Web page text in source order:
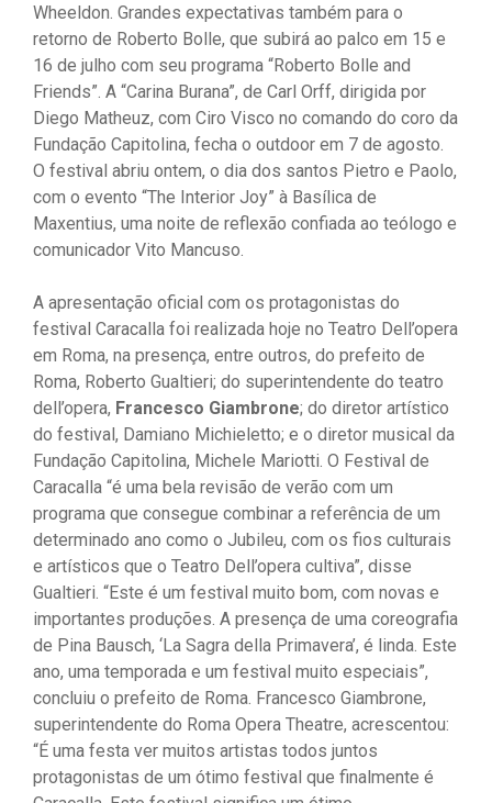
Wheeldon. Grandes expectativas também para o
retorno de Roberto Bolle, que subirá ao palco em 15 e
16 de julho com seu programa “Roberto Bolle and
Friends”. A “Carina Burana”, de Carl Orff, dirigida por
Diego Matheuz, com Ciro Visco no comando do coro da
Fundação Capitolina, fecha o outdoor em 7 de agosto.
O festival abriu ontem, o dia dos santos Pietro e Paolo,
com o evento “The Interior Joy” à Basílica de
Maxentius, uma noite de reflexão confiada ao teólogo e
comunicador Vito Mancuso.
A apresentação oficial com os protagonistas do
festival Caracalla foi realizada hoje no Teatro Dell’opera
em Roma, na presença, entre outros, do prefeito de
Roma, Roberto Gualtieri; do superintendente do teatro
dell’opera, Francesco Giambrone; do diretor artístico
do festival, Damiano Michieletto; e o diretor musical da
Fundação Capitolina, Michele Mariotti. O Festival de
Caracalla “é uma bela revisão de verão com um
programa que consegue combinar a referência de um
determinado ano como o Jubileu, com os fios culturais
e artísticos que o Teatro Dell’opera cultiva”, disse
Gualtieri. “Este é um festival muito bom, com novas e
importantes produções. A presença de uma coreografia
de Pina Bausch, ‘La Sagra della Primavera’, é linda. Este
ano, uma temporada e um festival muito especiais”,
concluiu o prefeito de Roma. Francesco Giambrone,
superintendente do Roma Opera Theatre, acrescentou:
“É uma festa ver muitos artistas todos juntos
protagonistas de um ótimo festival que finalmente é